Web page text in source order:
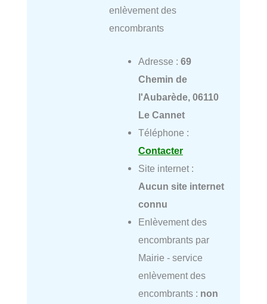
enlèvement des
encombrants
Adresse : 69
Chemin de
l'Aubarède, 06110
Le Cannet
Téléphone :
Contacter
Site internet :
Aucun site internet
connu
Enlèvement des
encombrants par
Mairie - service
enlèvement des
encombrants : non